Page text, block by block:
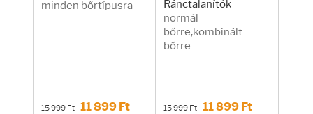
minden bőrtípusra
15 999 Ft 11 899 Ft
Ránctalanítók
normál
bőrre,kombinált
bőrre
15 999 Ft 11 899 Ft